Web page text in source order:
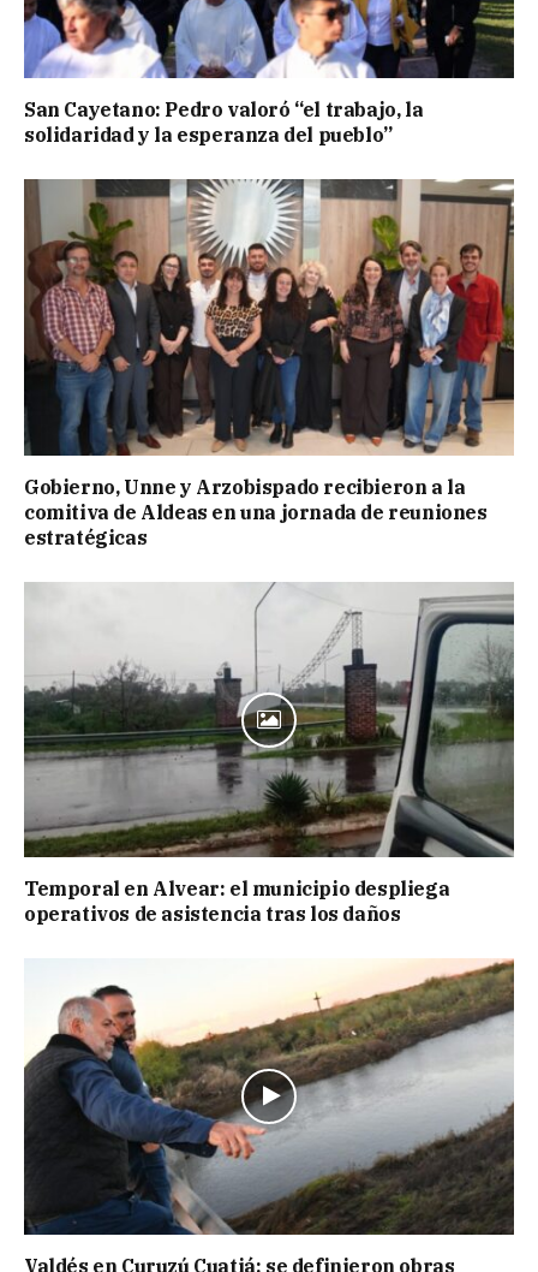
San Cayetano: Pedro valoró “el trabajo, la
solidaridad y la esperanza del pueblo”
Gobierno, Unne y Arzobispado recibieron a la
comitiva de Aldeas en una jornada de reuniones
estratégicas
Temporal en Alvear: el municipio despliega
operativos de asistencia tras los daños
Valdés en Curuzú Cuatiá: se definieron obras